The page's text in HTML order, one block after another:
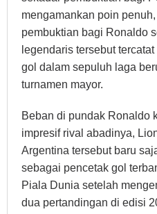
mengamankan poin
pembuktian bagi Ronaldo
legendaris tersebut
gol dalam sepuluh laga
turnamen mayor.
Beban di pundak Ronaldo
impresif rival abadinya,
Argentina tersebut baru
sebagai pencetak gol
Piala Dunia setelah
dua pertandingan di edisi